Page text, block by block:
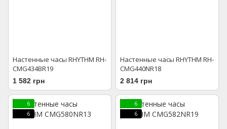
Настенные часы RHYTHM RH-
CMG434BR19
1 582 грн
Настенные часы RHYTHM RH-
CMG440NR18
2 814 грн
6
6
6
6